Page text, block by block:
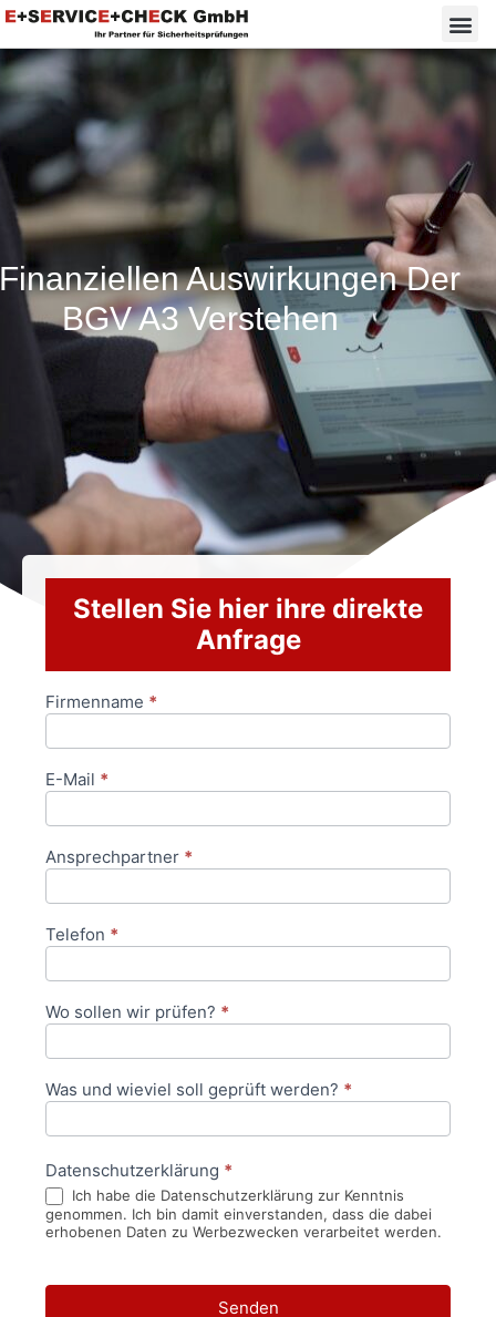
Auswirkungen Der
BGV A3 Verstehen
Stellen Sie hier ihre direkte
Anfrage
Anfrageformular
Firmenname *
E-Mail *
Ansprechpartner *
Telefon *
Wo sollen wir prüfen? *
Was und wieviel soll geprüft werden? *
Datenschutzerklärung *
Ich habe die Datenschutzerklärung zur Kenntnis
genommen. Ich bin damit einverstanden, dass die dabei
erhobenen Daten zu Werbezwecken verarbeitet werden.
Senden